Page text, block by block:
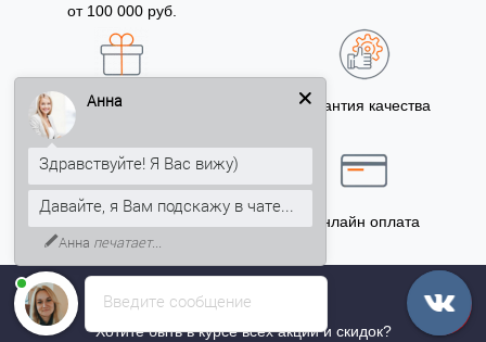
от 100 000 руб.
Бонусы за покупку
5% на Ваш счет
Гарантия качества
Онлайн оплата
Хотите быть в курсе всех акций и скидок?
Введите сообщение
Анна
Здравствуйте! Я Вас вижу)
Давайте, я Вам подскажу в чате...
Анна печатает...